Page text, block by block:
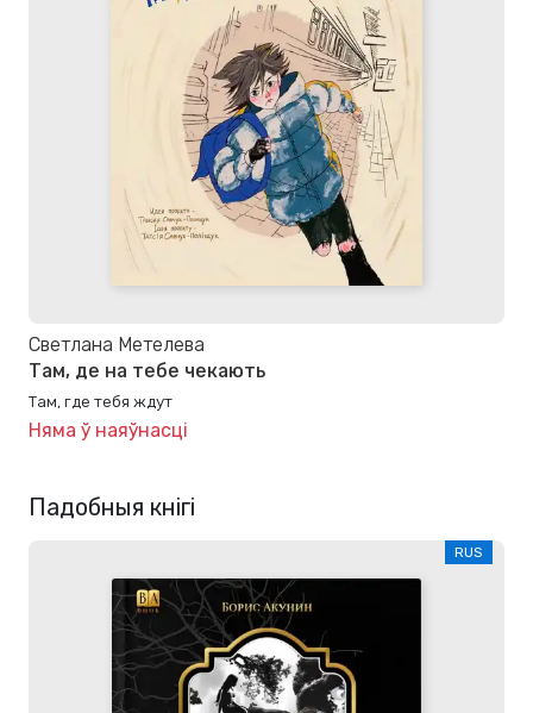
Светлана Метелева
Там, де на тебе чекають
Там, где тебя ждут
Няма ў наяўнасці
Падобныя кнігі
RUS